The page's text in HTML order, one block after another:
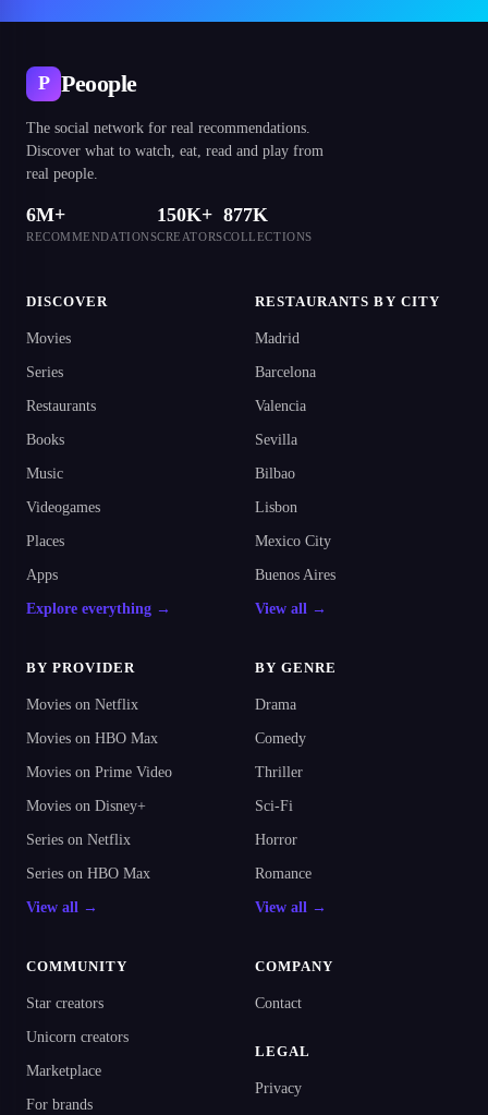
P Peoople
The social network for real recommendations.
Discover what to watch, eat, read and play from
real people.
6M+
RECOMMENDATIONS
150K+
CREATORS
877K
COLLECTIONS
DISCOVER
Movies
Series
Restaurants
Books
Music
Videogames
Places
Apps
Explore everything →
RESTAURANTS BY CITY
Madrid
Barcelona
Valencia
Sevilla
Bilbao
Lisbon
Mexico City
Buenos Aires
View all →
BY PROVIDER
Movies on Netflix
Movies on HBO Max
Movies on Prime Video
Movies on Disney+
Series on Netflix
Series on HBO Max
View all →
BY GENRE
Drama
Comedy
Thriller
Sci-Fi
Horror
Romance
View all →
COMMUNITY
Star creators
Unicorn creators
Marketplace
For brands
COMPANY
Contact
LEGAL
Privacy